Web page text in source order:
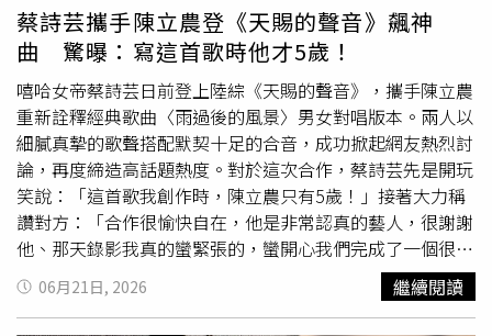
行為，因此即使從小飼養，也不能掉以輕心，仍須具備專業
知識並做好安全管理。羅先生兩年前收養流浪小野豬「麵
條」，如今不僅成為人氣網紅，還靠配種及短影音流量創造
可觀收入。（圖／翻攝自Ｘ，@yingtan04410735）
(一號多機)電信服務，原本是讓同一手機門號可與智慧手
錶、車機或其他裝置共用，使用者即使手機不在身邊，也能
通話、收訊及上網；一旦OTP驗證碼遭詐團取得，這項便利
功能就可能被濫用，讓門號被不明裝置綁定，進而產生帳號
盜用或註冊人頭帳號。刑事局提醒，這類詐騙手法，孩子可
能以為「只是傳一組驗證碼」，但未能理解背後所造成的風
險。家長應隨時主動關心孩子使用手機情形並適時提醒，如
遇有網友聲稱「免費送幣」、「領獎需提供驗證碼」，或要
求提供個人資料等情形，即為詐騙徵兆。若發現孩子手機持
續收到不明驗證碼、電信服務功能遭異常開通或門號遭停
話，應立即聯繫電信業者查證，並撥打165反詐騙諮詢專線
或前往鄰近警察機關報案，亦可至165打詐儀錶板查詢相關
防詐資訊。
蔡詩芸攜手陳立農登《天賜的聲音》飆神
曲 驚曝：寫這首歌時他才5歲！
嘻哈女帝蔡詩芸日前登上陸綜《天賜的聲音》，攜手陳立農
重新詮釋經典歌曲〈雨過後的風景〉男女對唱版本。兩人以
細膩真摯的歌聲搭配默契十足的合音，成功掀起網友熱烈討
論，再度締造高話題熱度。對於這次合作，蔡詩芸先是開玩
笑說：「這首歌我創作時，陳立農只有5歲！」接著大力稱
讚對方：「合作很愉快自在，他是非常認真的藝人，很謝謝
他、那天錄影我真的蠻緊張的，蠻開心我們完成了一個很棒
的舞台，這首歌很難唱，農農好厲害。」出道21年的蔡詩
芸，近半年憑藉〈雨過後的風景〉在兩岸再度翻紅。這首收
錄於她2012年獨立發行專輯《黑色彩虹》的作品，近來意
06月21日, 2026 繼續閱讀